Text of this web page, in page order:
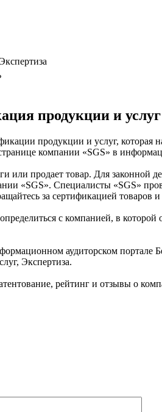
продукции и услуг
продукции и услуг,
компании «SGS» в
или продает товар. Для
«SGS». Специалисты «SGS»
за сертификацией товаров
с компанией, в
аудиторском
Экспертиза.
рейтинг и отзывы о